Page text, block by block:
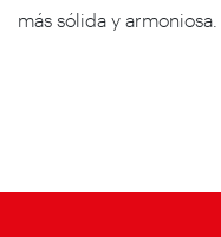
más sólida y armoniosa.